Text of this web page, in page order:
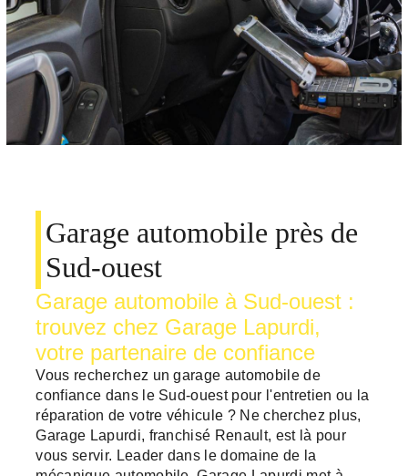
Garage automobile près de
Sud-ouest
Garage automobile à Sud-ouest :
trouvez chez Garage Lapurdi,
votre partenaire de confiance
Vous recherchez un garage automobile de
confiance dans le Sud-ouest pour l'entretien ou la
réparation de votre véhicule ? Ne cherchez plus,
Garage Lapurdi, franchisé Renault, est là pour
vous servir. Leader dans le domaine de la